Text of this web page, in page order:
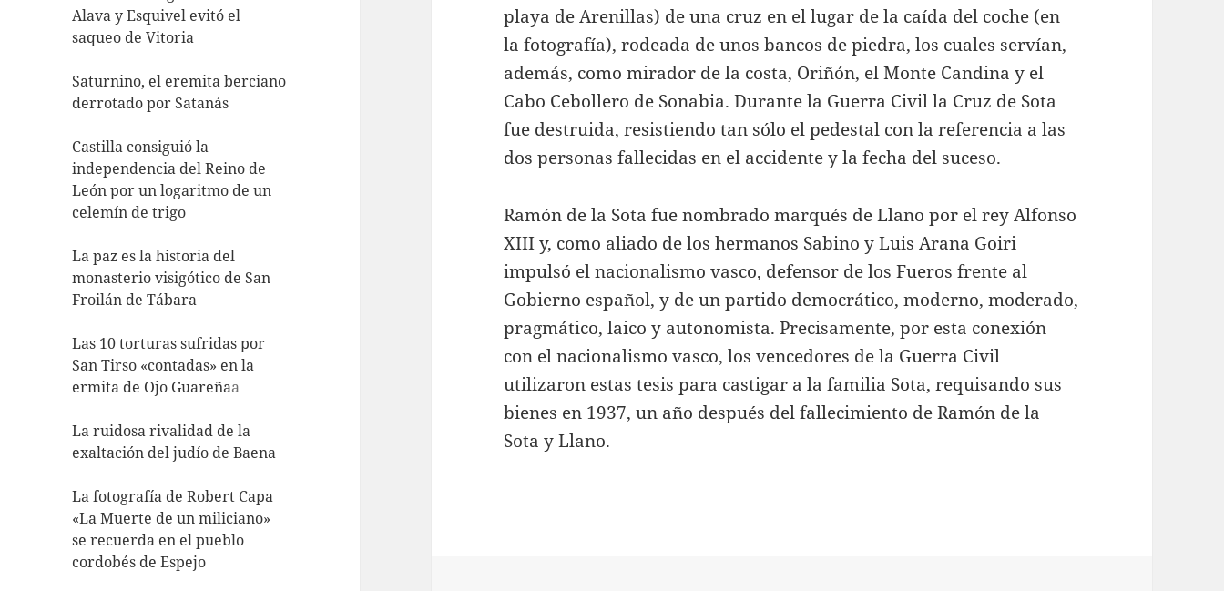
Alava y Esquivel evitó el
saqueo de Vitoria
Saturnino, el eremita berciano
derrotado por Satanás
Castilla consiguió la
independencia del Reino de
León por un logaritmo de un
celemín de trigo
La paz es la historia del
monasterio visigótico de San
Froilán de Tábara
Las 10 torturas sufridas por
San Tirso «contadas» en la
ermita de Ojo Guareñaa
La ruidosa rivalidad de la
exaltación del judío de Baena
La fotografía de Robert Capa
«La Muerte de un miliciano»
se recuerda en el pueblo
cordobés de Espejo
playa de Arenillas) de una cruz en el lugar de la caída del coche (en
la fotografía), rodeada de unos bancos de piedra, los cuales servían,
además, como mirador de la costa, Oriñón, el Monte Candina y el
Cabo Cebollero de Sonabia. Durante la Guerra Civil la Cruz de Sota
fue destruida, resistiendo tan sólo el pedestal con la referencia a las
dos personas fallecidas en el accidente y la fecha del suceso.
Ramón de la Sota fue nombrado marqués de Llano por el rey Alfonso
XIII y, como aliado de los hermanos Sabino y Luis Arana Goiri
impulsó el nacionalismo vasco, defensor de los Fueros frente al
Gobierno español, y de un partido democrático, moderno, moderado,
pragmático, laico y autonomista. Precisamente, por esta conexión
con el nacionalismo vasco, los vencedores de la Guerra Civil
utilizaron estas tesis para castigar a la familia Sota, requisando sus
bienes en 1937, un año después del fallecimiento de Ramón de la
Sota y Llano.